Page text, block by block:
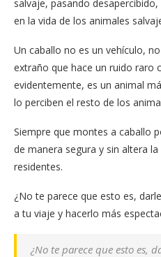
salvaje, pasando
en la vida de los animales
Un caballo no es un vehículo,
extraño que hace un ruido raro
evidentemente, es un animal
lo perciben el resto de los
Siempre que montes a caballo
de manera segura y sin altera
residentes.
¿No te parece que esto es,
a tu viaje y hacerlo más
¿No te parece que esto es,